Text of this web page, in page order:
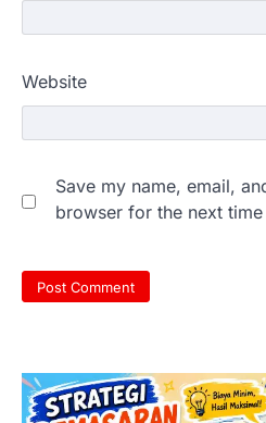
Website
Save my name, email,
browser for the next